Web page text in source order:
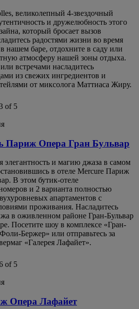
великолепный 4-звездочный
и дружелюбность этого
который бросает вызов
радостями жизни во время
в нашем баре, отдохните в саду или
атмосферу нашей зоны отдыха.
встречами насладитесь
из свежих ингредиентов и
от миксолога Маттиаса Жиру.
of 5
Париж Опера Гран Бульвар
элегантность и магию джаза в самом
в отеле Mercure Париж
В этом бутик-отеле
и 2 варианта полностью
апартаментов с
проживания. Насладитесь
в оживленном районе Гран-Бульвар
Посетите шоу в комплексе «Гран-
Бержер» или отправьтесь за
«Галерея Лафайет».
of 5
Опера Лафайет